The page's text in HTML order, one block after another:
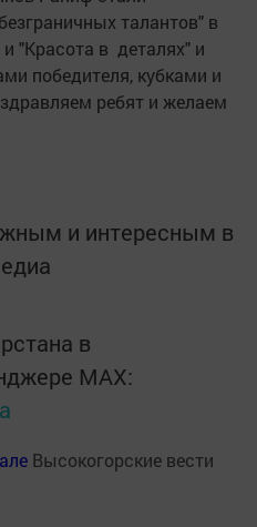
талантов" в
"Красота в деталях" и
победителя, кубками и
ребят и желаем
и интересным в
в
MАХ:
Высокогорские вести